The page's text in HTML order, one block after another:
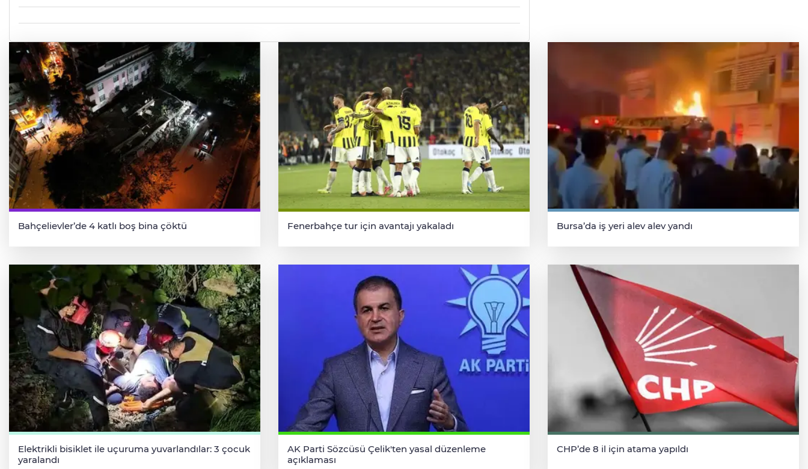
Bahçelievler’de 4 katlı boş bina çöktü Fenerbahçe tur için avantajı yakaladı Bursa’da iş yeri alev alev yandı
Elektrikli bisiklet ile uçuruma yuvarlandılar: 3 çocuk
yaralandı
AK Parti Sözcüsü Çelik'ten yasal düzenleme
açıklaması
CHP’de 8 il için atama yapıldı